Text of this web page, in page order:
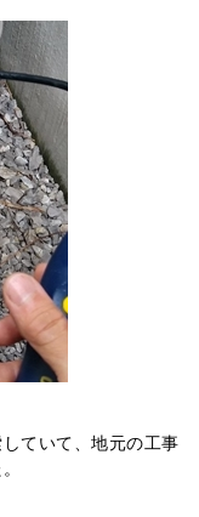
ていて、地元の工事